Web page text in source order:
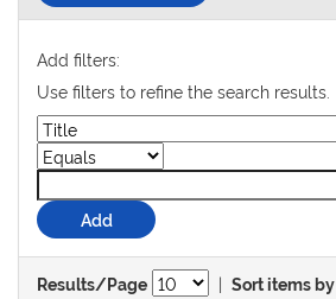
Add filters:
Use filters to refine the search results.
Results/Page | Sort items by